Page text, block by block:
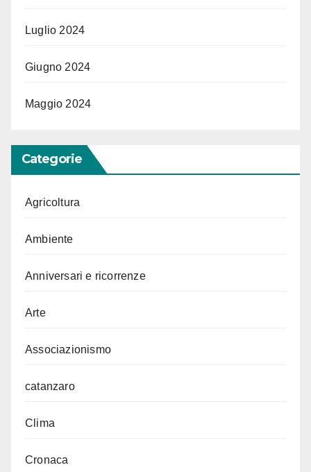
Luglio 2024
Giugno 2024
Maggio 2024
Categorie
Agricoltura
Ambiente
Anniversari e ricorrenze
Arte
Associazionismo
catanzaro
Clima
Cronaca